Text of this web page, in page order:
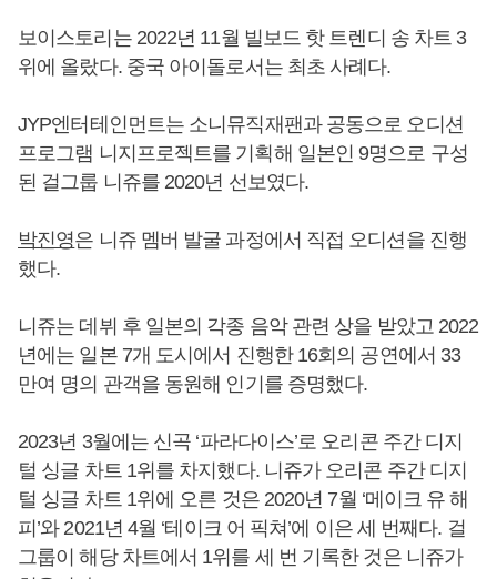
보이스토리는 2022년 11월 빌보드 핫 트렌디 송 차트 3
위에 올랐다. 중국 아이돌로서는 최초 사례다.
JYP엔터테인먼트는 소니뮤직재팬과 공동으로 오디션
프로그램 니지프로젝트를 기획해 일본인 9명으로 구성
된 걸그룹 니쥬를 2020년 선보였다.
박진영은 니쥬 멤버 발굴 과정에서 직접 오디션을 진행
했다.
니쥬는 데뷔 후 일본의 각종 음악 관련 상을 받았고 2022
년에는 일본 7개 도시에서 진행한 16회의 공연에서 33
만여 명의 관객을 동원해 인기를 증명했다.
2023년 3월에는 신곡 ‘파라다이스’로 오리콘 주간 디지
털 싱글 차트 1위를 차지했다. 니쥬가 오리콘 주간 디지
털 싱글 차트 1위에 오른 것은 2020년 7월 ‘메이크 유 해
피’와 2021년 4월 ‘테이크 어 픽쳐’에 이은 세 번째다. 걸
그룹이 해당 차트에서 1위를 세 번 기록한 것은 니쥬가